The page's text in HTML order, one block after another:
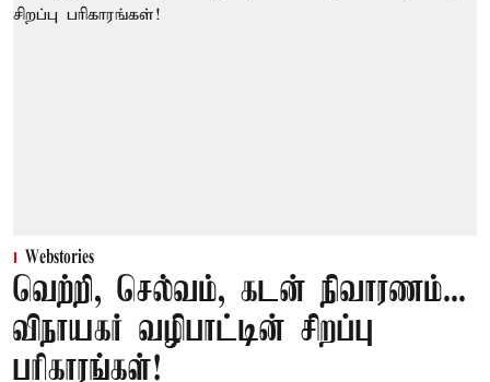
Webstories
வெற்றி, செல்வம், கடன் நிவாரணம்...
விநாயகர் வழிபாட்டின் சிறப்பு
பரிகாரங்கள்!